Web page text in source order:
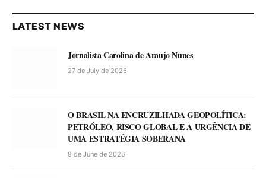
LATEST NEWS
Jornalista Carolina de Araujo Nunes
27 de July de 2026
O BRASIL NA ENCRUZILHADA GEOPOLÍTICA:
PETRÓLEO, RISCO GLOBAL E A URGÊNCIA DE
UMA ESTRATÉGIA SOBERANA
8 de June de 2026